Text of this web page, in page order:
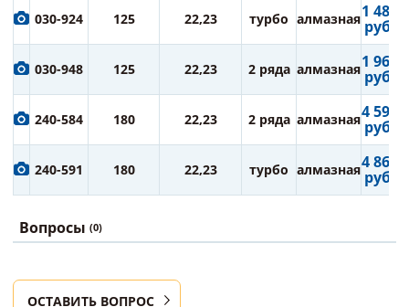
030-924 125 22,23 турбо алмазная1 485
руб.
030-948 125 22,23 2 ряда алмазная1 969
руб.
240-584 180 22,23 2 ряда алмазная4 598
руб.
240-591 180 22,23 турбо алмазная4 862
руб.
Вопросы (0)
ОСТАВИТЬ ВОПРОС